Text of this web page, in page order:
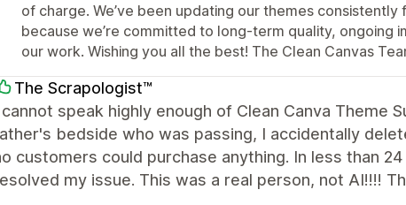
of charge. We’ve been updating our themes
because we’re committed to long-term quality, ongoing
our work. Wishing you all the best! The Clean Canvas
The Scrapologist™
cannot speak highly enough of Clean Canva Theme
bedside who was passing, I accidentally
customers could purchase anything. In less than
my issue. This was a real person, not AI!!!!